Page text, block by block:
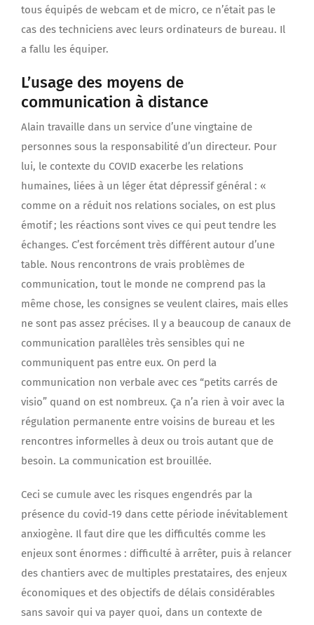
tous équipés de webcam et de micro, ce n’était pas le
cas des techniciens avec leurs ordinateurs de bureau. Il
a fallu les équiper.
L’usage des moyens de
communication à distance
Alain travaille dans un service d’une vingtaine de
personnes sous la responsabilité d’un directeur. Pour
lui, le contexte du COVID exacerbe les relations
humaines, liées à un léger état dépressif général : «
comme on a réduit nos relations sociales, on est plus
émotif ; les réactions sont vives ce qui peut tendre les
échanges. C’est forcément très différent autour d’une
table. Nous rencontrons de vrais problèmes de
communication, tout le monde ne comprend pas la
même chose, les consignes se veulent claires, mais elles
ne sont pas assez précises. Il y a beaucoup de canaux de
communication parallèles très sensibles qui ne
communiquent pas entre eux. On perd la
communication non verbale avec ces “petits carrés de
visio” quand on est nombreux. Ça n’a rien à voir avec la
régulation permanente entre voisins de bureau et les
rencontres informelles à deux ou trois autant que de
besoin. La communication est brouillée.
Ceci se cumule avec les risques engendrés par la
présence du covid-19 dans cette période inévitablement
anxiogène. Il faut dire que les difficultés comme les
enjeux sont énormes : difficulté à arrêter, puis à relancer
des chantiers avec de multiples prestataires, des enjeux
économiques et des objectifs de délais considérables
sans savoir qui va payer quoi, dans un contexte de